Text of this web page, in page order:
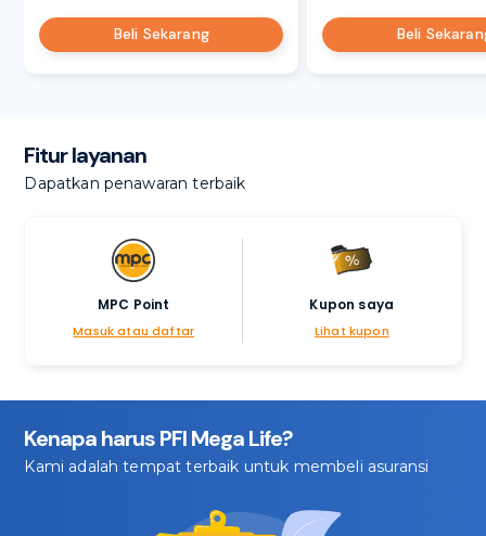
Beli Sekarang Beli
Fitur layanan
Dapatkan penawaran terbaik
MPC Point
Masuk atau daftar
Kupon saya
Lihat kupon
Kenapa harus PFI Mega Life?
Kami adalah tempat terbaik untuk membeli asuransi